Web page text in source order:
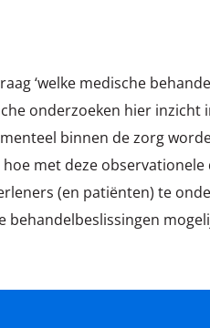
‘welke medische
onderzoeken hier inzicht
binnen de zorg
met deze
(en patiënten) te